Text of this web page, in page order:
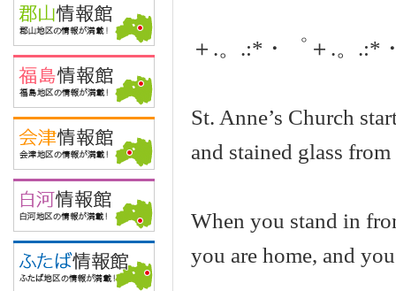
＋.。.:*・゜＋.。.:*
St. Anne’s Church
and stained glass
When you stand in
you are home, and